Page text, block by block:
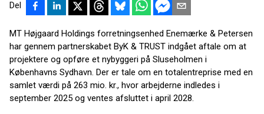
Del
MT Højgaard Holdings forretningsenhed Enemærke & Petersen
har gennem partnerskabet ByK & TRUST indgået aftale om at
projektere og opføre et nybyggeri på Sluseholmen i
Københavns Sydhavn. Der er tale om en totalentreprise med en
samlet værdi på 263 mio. kr., hvor arbejderne indledes i
september 2025 og ventes afsluttet i april 2028.